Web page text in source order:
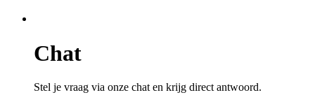
Chat
Stel je vraag via onze chat en krijg direct antwoord.